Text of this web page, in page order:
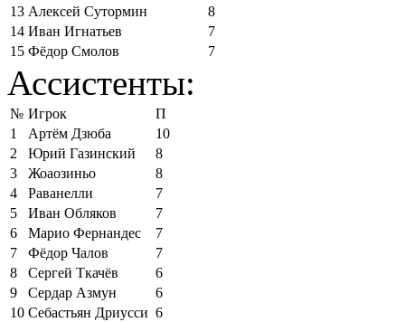
13 Алексей Сутормин
8
14 Иван Игнатьев
7
15 Фёдор Смолов 7
Ассистенты:
№ Игрок
П
1
Артём Дзюба
10
2
Юрий Газинский
8
3
Жоаозиньо
8
4
Раванелли
7
5
Иван Обляков
7
6
Марио Фернандес
7
7
Фёдор Чалов
7
8
Сергей Ткачёв
6
9
Сердар Азмун
6
10 Себастьян Дриусси 6